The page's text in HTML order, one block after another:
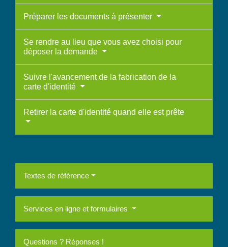
Préparer les documents à présenter
Se rendre au lieu que vous avez choisi pour
déposer la demande
Suivre l'avancement de la fabrication de la
carte d'identité
Retirer la carte d'identité quand elle est prête
Textes de référence
Services en ligne et formulaires
Questions ? Réponses !